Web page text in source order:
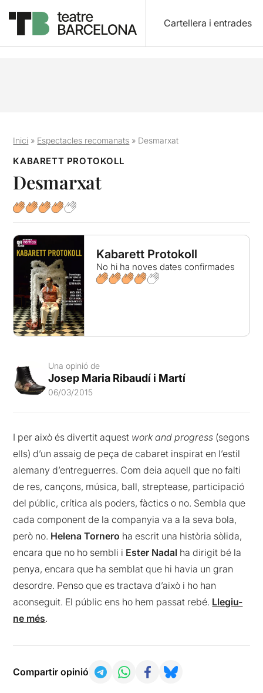
Cartellera i entrades
Inici » Espectacles recomanats » Desmarxat
KABARETT PROTOKOLL
Desmarxat
Kabarett Protokoll
No hi ha noves dates confirmades
Una opinió de
Josep Maria Ribaudí i Martí
06/03/2015
I per això és divertit aquest work and progress (segons
ells) d’un assaig de peça de cabaret inspirat en l’estil
alemany d’entreguerres. Com deia aquell que no falti
de res, cançons, música, ball, streptease, participació
del públic, crítica als poders, fàctics o no. Sembla que
cada component de la companyia va a la seva bola,
però no. Helena Tornero ha escrit una història sòlida,
encara que no ho sembli i Ester Nadal ha dirigit bé la
penya, encara que ha semblat que hi havia un gran
desordre. Penso que es tractava d’això i ho han
aconseguit. El públic ens ho hem passat rebé. Llegiu-
ne més.
Compartir opinió